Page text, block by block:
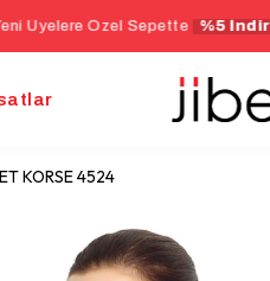
Sepette %5 İndirim |
KORSE 4524